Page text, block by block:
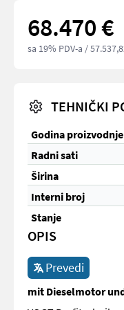
68.470 €
sa 19% PDV-a /
TEHNIČKI
Godina proizvodnje
Radni sati
Širina
Interni broj
Stanje
OPIS
Prevedi
mit Dieselmotor